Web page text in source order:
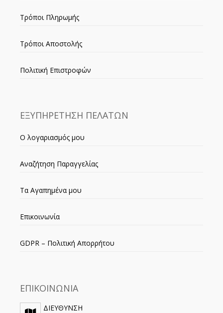
Τρόποι Πληρωμής
Τρόποι Αποστολής
Πολιτική Επιστροφών
ΕΞΥΠΗΡΕΤΗΣΗ ΠΕΛΑΤΩΝ
Ο λογαριασμός μου
Αναζήτηση Παραγγελίας
Τα Αγαπημένα μου
Επικοινωνία
GDPR – Πολιτική Απορρήτου
ΕΠΙΚΟΙΝΩΝΙΑ
ΔΙΕΥΘΥΝΣΗ